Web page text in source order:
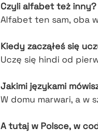
Czyli alfabet też inny?
Alfabet ten sam, oba
Kiedy zacząłeś się
Uczę się hindi od
Jakimi językami
W domu marwari, a w
A tutaj w Polsce, w